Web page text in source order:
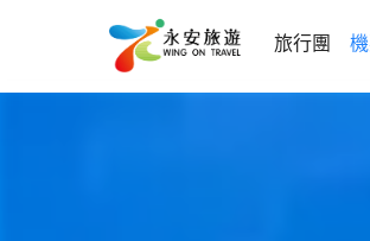
旅行團